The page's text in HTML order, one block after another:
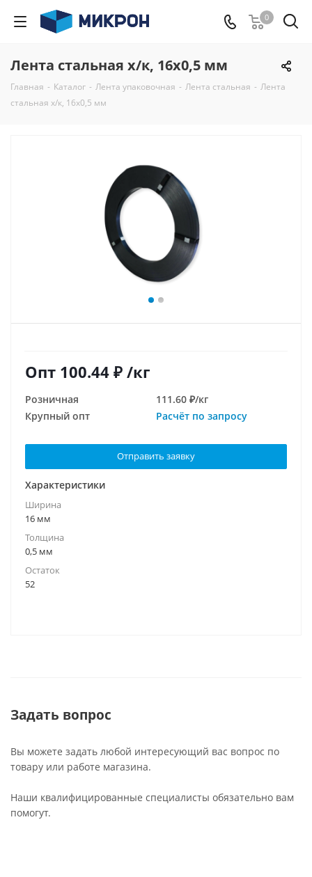
0
Лента стальная х/к, 16х0,5 мм
Главная - Каталог - Лента упаковочная - Лента стальная - Лента
стальная х/к, 16х0,5 мм
Опт 100.44 ₽ /кг
Розничная
111.60 ₽/кг
Крупный опт
Расчёт по запросу
Отправить заявку
Характеристики
Ширина
16 мм
Толщина
0,5 мм
Остаток
52
Задать вопрос
Вы можете задать любой интересующий вас вопрос по
товару или работе магазина.
Наши квалифицированные специалисты обязательно вам
помогут.